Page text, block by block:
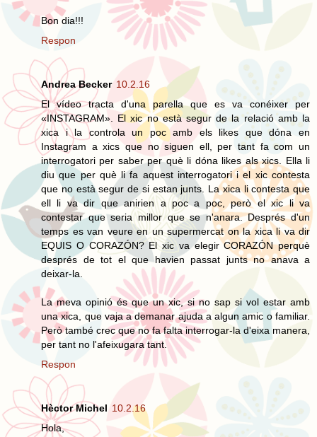
Bon dia!!!
Respon
Andrea Becker 10.2.16
El vídeo tracta d'una parella que es va conéixer per
«INSTAGRAM». El xic no està segur de la relació amb la
xica i la controla un poc amb els likes que dóna en
Instagram a xics que no siguen ell, per tant fa com un
interrogatori per saber per què li dóna likes als xics. Ella li
diu que per què li fa aquest interrogatori i el xic contesta
que no està segur de si estan junts. La xica li contesta que
ell li va dir que anirien a poc a poc, però el xic li va
contestar que seria millor que se n'anara. Després d'un
temps es van veure en un supermercat on la xica li va dir
EQUIS O CORAZÓN? El xic va elegir CORAZÓN perquè
després de tot el que havien passat junts no anava a
deixar-la.
La meva opinió és que un xic, si no sap si vol estar amb
una xica, que vaja a demanar ajuda a algun amic o familiar.
Però també crec que no fa falta interrogar-la d'eixa manera,
per tant no l'afeixugara tant.
Respon
Hèctor Michel 10.2.16
Hola,